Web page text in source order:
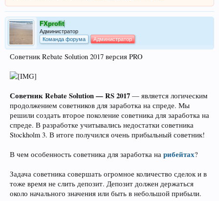
FXprofit
Администратор
Команда форума
Администратор
Советник Rebate Solution 2017 версия PRO
Советник Rebate Solution — RS 2017 — является логическим
продолжением советников для заработка на спреде. Мы
решили создать второе поколение советника для заработка на
спреде. В разработке учитывались недостатки советника
Stockholm 3. В итоге получился очень прибыльный советник!
В чем особенность советника для заработка на рибейтах?
Задача советника совершать огромное количество сделок и в
тоже время не слить депозит. Депозит должен держаться
около начального значения или быть в небольшой прибыли.